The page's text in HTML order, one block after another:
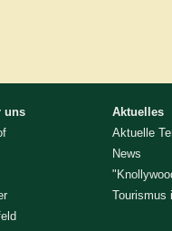
uns
Aktuelles
Aktuelle
News
Tourismus